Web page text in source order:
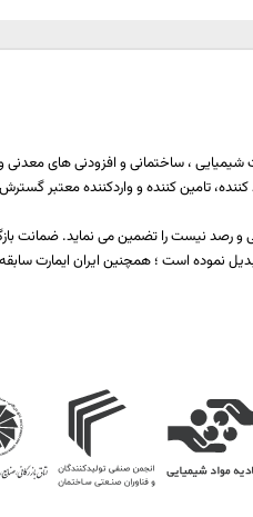
، ساختمانی و افزودنی های معدنی و
خود که به بیش از یکصد تولید کننده، تامین کننده و
و رصد نیست را تضمین می نماید. ضمانت
نموده است ؛ همچنین ایران ایمارت